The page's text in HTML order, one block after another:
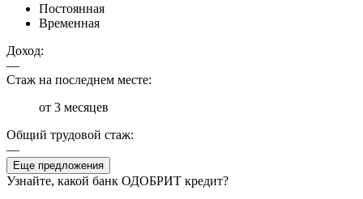
Постоянная
Временная
Доход:
—
Стаж на последнем месте:
от 3 месяцев
Общий трудовой стаж:
—
Еще предложения
Узнайте, какой банк ОДОБРИТ кредит?